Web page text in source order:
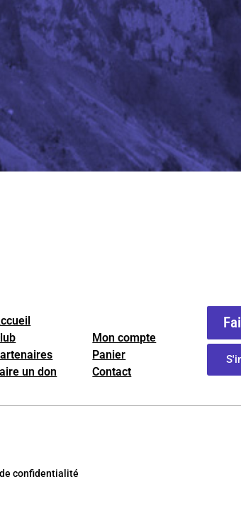
un don
Mon compte
Panier
Contact
confidentialité